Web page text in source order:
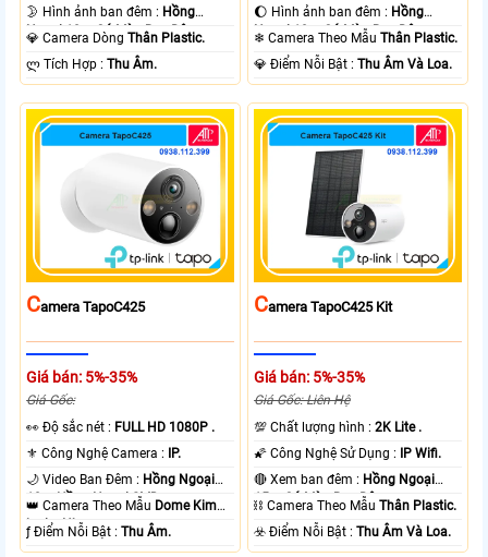
🌛 Hình ảnh ban đêm : Hồng
Ngoại 10m Có Màu Ban Ðêm.
💎 Camera DòngThân Plastic.
️ლ Tích Hợp :Thu Âm.
🌔 Hình ảnh ban đêm : Hồng
Ngoại 10m Có Màu Ban Ðêm.
❄ Camera Theo MẫuThân Plastic.
️💎 Điểm Nỗi Bật :Thu Âm Và Loa.
CAmera TapoC425
Giá bán: 5%-35%
Giá Gốc:
️👀 Độ sắc nét : FULL HD 1080P .
⚜️ Công Nghệ Camera :
IP.
🌙 Video Ban Đêm : Hồng Ngoại
10m Hồng Ngoại SMD.
👑 Camera Theo Mẫu Dome Kim
loại + Nhựa.
️ƒ Điểm Nỗi Bật :Thu Âm.
CAmera TapoC425 Kit
Giá bán: 5%-35%
Giá Gốc: Liên Hệ
💯 Chất lượng hình :2K Lite .
🌠 Công Nghệ Sử Dụng :
IP Wifi.
🔴 Xem ban đêm : Hồng Ngoại
15m Có Màu Ban Ðêm.
⛓ Camera Theo MẫuThân Plastic.
️☣️ Điểm Nỗi Bật :Thu Âm Và Loa.